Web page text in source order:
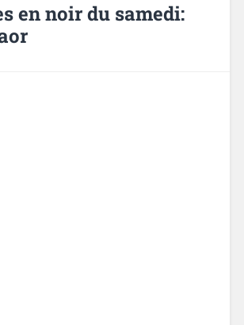
en noir du samedi: